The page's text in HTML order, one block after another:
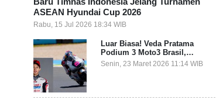
ASEAN Hyundai Cup 2026
Rabu, 15 Jul 2026 18:34 WIB
Luar Biasa! Veda Pratama
Podium 3 Moto3 Brasil,
Pembalap Indonesia Pertama
Juara Grand Prix
Senin, 23 Maret 2026 11:14 WIB